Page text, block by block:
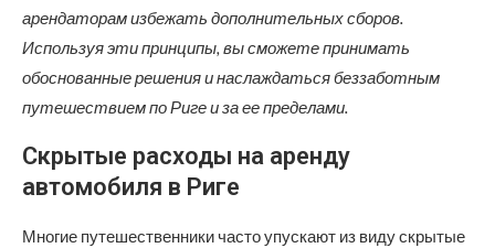
арендаторам избежать дополнительных сборов.
Используя эти принципы, вы сможете принимать
обоснованные решения и наслаждаться беззаботным
путешествием по Риге и за ее пределами.
Скрытые расходы на аренду
автомобиля в Риге
Многие путешественники часто упускают из виду скрытые